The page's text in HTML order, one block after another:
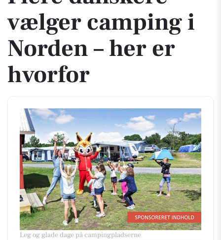
vælger camping i
Norden – her er
hvorfor
Leg og glade dage på campingpladserne